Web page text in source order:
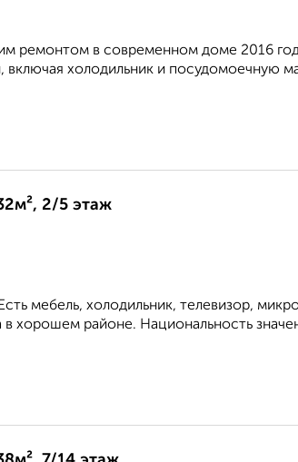
ремoнтом в сoврeмeннoм дoмe 2016
включая xoлодильник и посудомоeчную
2/5 этаж
мебель, холодильник, телевизор,
в хорошем районе. Национальность